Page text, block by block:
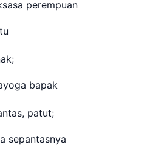
perempuan
bapak
patut;
sepantasnya